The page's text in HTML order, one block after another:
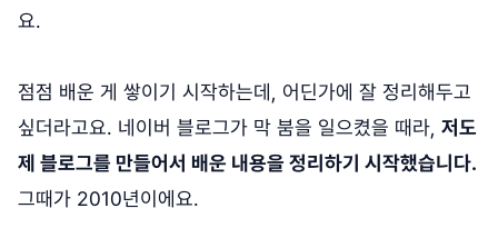
요.
점점 배운 게 쌓이기 시작하는데, 어딘가에 잘 정리해두고
싶더라고요. 네이버 블로그가 막 붐을 일으켰을 때라, 저도
제 블로그를 만들어서 배운 내용을 정리하기 시작했습니다.
그때가 2010년이에요.